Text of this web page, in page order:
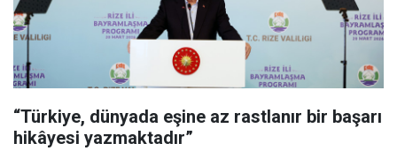
“Türkiye, dünyada eşine az rastlanır bir başarı
hikâyesi yazmaktadır”